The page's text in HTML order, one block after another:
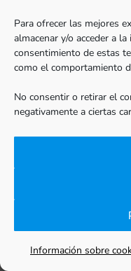
Para ofrecer las mejores
almacenar y/o acceder a
consentimiento de estas
como el comportamiento
No consentir o retirar el
negativamente a ciertas
Información sobre
alguna
nos lo
posible, con
debidamente
Los datos se
máximo de un
procederá a
confidencialidad
en su posterior